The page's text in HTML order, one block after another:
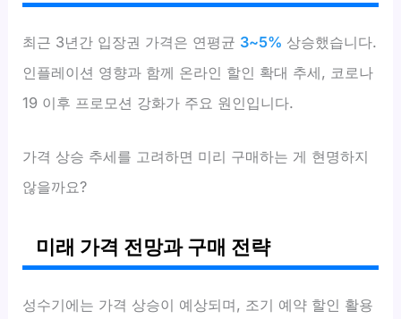
최근 3년간 입장권 가격은 연평균 3~5% 상승했습니다.
인플레이션 영향과 함께 온라인 할인 확대 추세, 코로나
19 이후 프로모션 강화가 주요 원인입니다.
가격 상승 추세를 고려하면 미리 구매하는 게 현명하지
않을까요?
미래 가격 전망과 구매 전략
성수기에는 가격 상승이 예상되며, 조기 예약 할인 활용